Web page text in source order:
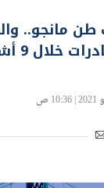
38 ألف طن
على